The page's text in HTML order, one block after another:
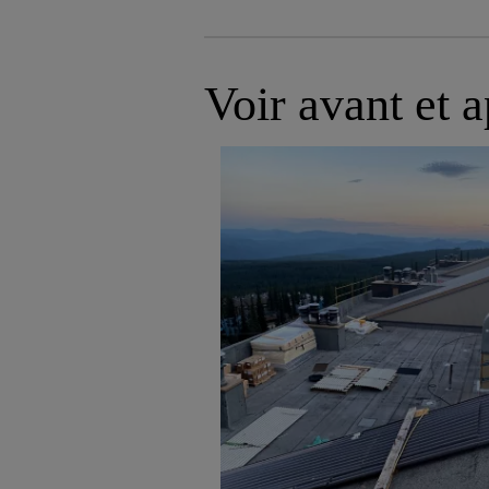
Voir avant et